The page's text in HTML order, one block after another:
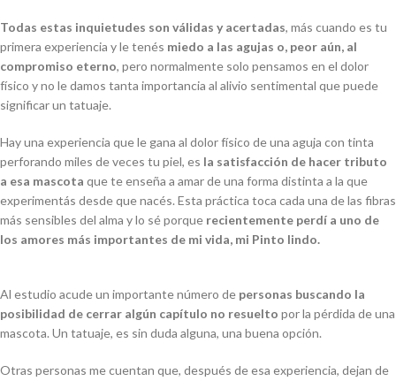
Todas estas inquietudes son válidas y acertadas, más cuando es tu
primera experiencia y le tenés miedo a las agujas o, peor aún, al
compromiso eterno, pero normalmente solo pensamos en el dolor
físico y no le damos tanta importancia al alivio sentimental que puede
significar un tatuaje.
Hay una experiencia que le gana al dolor físico de una aguja con tinta
perforando miles de veces tu piel, es la satisfacción de hacer tributo
a esa mascota que te enseña a amar de una forma distinta a la que
experimentás desde que nacés. Esta práctica toca cada una de las fibras
más sensibles del alma y lo sé porque recientemente perdí a uno de
los amores más importantes de mi vida, mi Pinto lindo.
Al estudio acude un importante número de personas buscando la
posibilidad de cerrar algún capítulo no resuelto por la pérdida de una
mascota. Un tatuaje, es sin duda alguna, una buena opción.
Otras personas me cuentan que, después de esa experiencia, dejan de